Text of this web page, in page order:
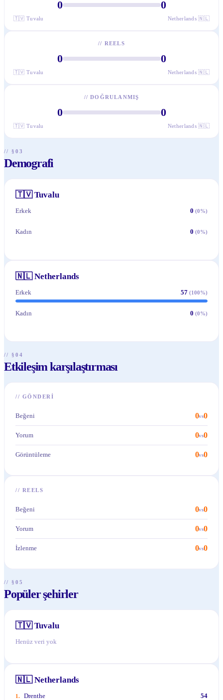
0 0
🇹🇻 Tuvalu Netherlands 🇳🇱
// REELS
0 0
🇹🇻 Tuvalu Netherlands 🇳🇱
//DOĞRULANMIŞ
0 0
🇹🇻 Tuvalu Netherlands 🇳🇱
// §03
Demografi
🇹🇻 Tuvalu
Erkek 0 (0%)
Kadın 0 (0%)
🇳🇱 Netherlands
Erkek 57 (100%)
Kadın 0 (0%)
// §04
Etkileşim karşılaştırması
// GÖNDERI
Beğeni 0vs0
Yorum 0vs0
Görüntüleme 0vs0
// REELS
Beğeni 0vs0
Yorum 0vs0
İzlenme 0vs0
// §05
Popüler şehirler
🇹🇻 Tuvalu
Henüz veri yok
🇳🇱 Netherlands
1. Drenthe 54